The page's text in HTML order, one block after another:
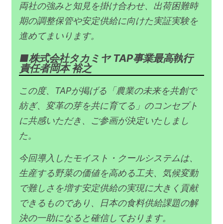
両社の強みと知見を掛け合わせ、出荷困難時
期の調整保管や安定供給に向けた実証実験を
進めてまいります。
株式会社タカミヤ TAP事業最高執行
責任者岡本 裕之
この度、TAPが掲げる「農業の未来を共創で
紡ぎ、変革の芽を共に育てる」のコンセプト
に共感いただき、ご参画が決定いたしまし
た。​
今回導入したモイスト・クールシステムは、
生産する野菜の価値を高める工夫、気候変動
で難しさを増す安定供給の実現に大きく貢献
できるものであり、日本の食料供給課題の解
決の一助になると確信しております。​